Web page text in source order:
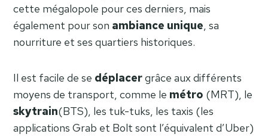
cette mégalopole pour ces derniers, mais
également pour son ambiance unique, sa
nourriture et ses quartiers historiques.
Il est facile de se déplacergrâce aux différents
moyens de transport, comme le métro (MRT), le
skytrain(BTS), les tuk-tuks, les taxis (les
applications Grab et Bolt sont l’équivalent d’Uber)